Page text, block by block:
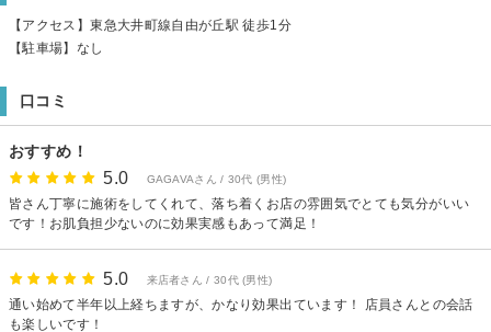
【アクセス】東急大井町線自由が丘駅 徒歩1分
【駐車場】なし
口コミ
おすすめ！
5.0 GAGAVAさん / 30代 (男性)
皆さん丁寧に施術をしてくれて、落ち着くお店の雰囲気でとても気分がいい
です！お肌負担少ないのに効果実感もあって満足！
5.0 来店者さん / 30代 (男性)
通い始めて半年以上経ちますが、かなり効果出ています！ 店員さんとの会話
も楽しいです！